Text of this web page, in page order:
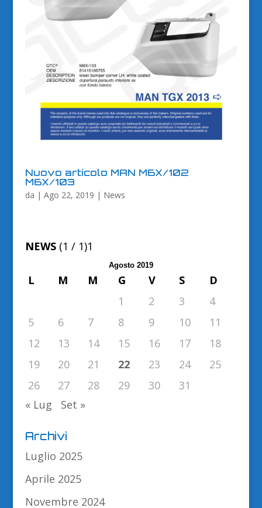
Nuovo articolo MAN M6X/102
M6X/103
da | Ago 22, 2019 | News
NEWS(1 / 1)1
Agosto 2019
L M M G V S
D
1
2 3
4
5
6 7 8 9 10
11
12
13 14 15 16 17
18
19
20 21 22 23 24
25
26
27 28 29 30
31
« Lug
Set »
Archivi
Luglio 2025
Aprile 2025
Novembre 2024